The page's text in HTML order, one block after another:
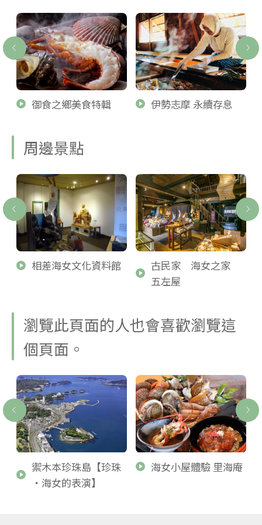
御食之鄉美食特輯 伊勢志摩 永續存息
周邊景點
相差海女文化資料館
古民家 海女之家
五左屋
瀏覽此頁面的人也會喜歡瀏覽這
個頁面。
禦木本珍珠島【珍珠
・海女的表演】
海女小屋體驗 里海庵